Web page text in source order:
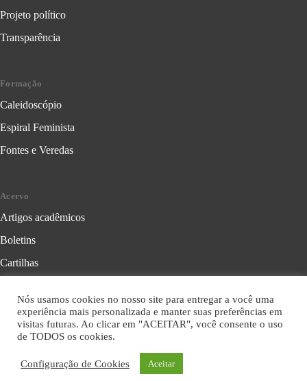
Projeto político
Transparência
Formação
Caleidoscópio
Espiral Feminista
Fontes e Veredas
Acervo
Artigos acadêmicos
Boletins
Cartilhas
Folhetos
Livros
Nós usamos cookies no nosso site para entregar a você uma
experiência mais personalizada e manter suas preferências em
visitas futuras. Ao clicar em "ACEITAR", você consente o uso
de TODOS os cookies.
Configuração de Cookies Aceitar